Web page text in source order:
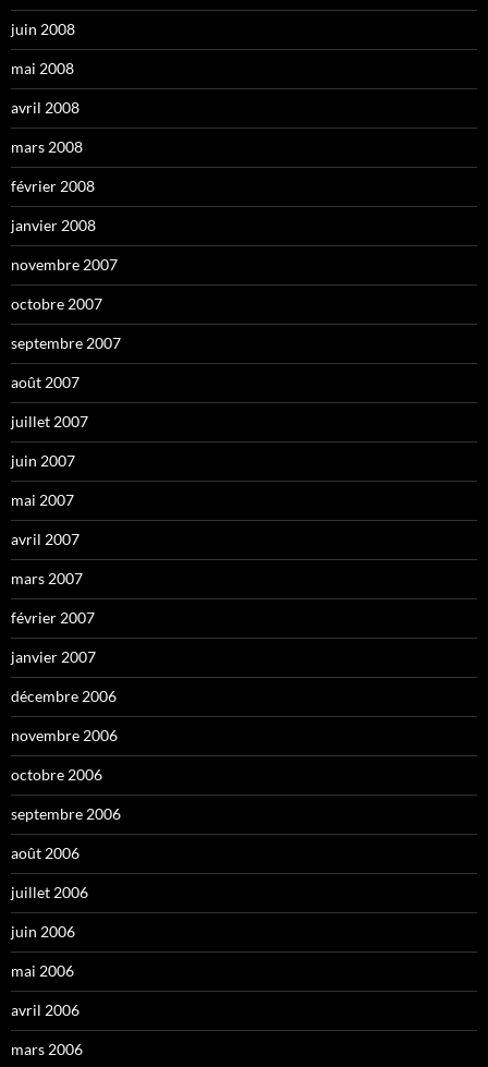
juin 2008
mai 2008
avril 2008
mars 2008
février 2008
janvier 2008
novembre 2007
octobre 2007
septembre 2007
août 2007
juillet 2007
juin 2007
mai 2007
avril 2007
mars 2007
février 2007
janvier 2007
décembre 2006
novembre 2006
octobre 2006
septembre 2006
août 2006
juillet 2006
juin 2006
mai 2006
avril 2006
mars 2006